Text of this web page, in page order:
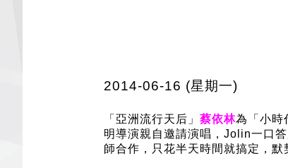
2014-06-16 (星期一)
「亞洲流行天后」 蔡依林為「小時
明導演親自邀請演唱，Jolin一口
師合作，只花半天時間就搞定，默